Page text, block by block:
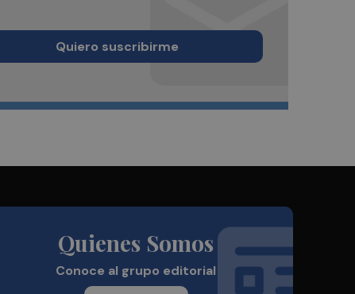
Quiero suscribirme
Quienes Somos
Conoce al grupo editorial